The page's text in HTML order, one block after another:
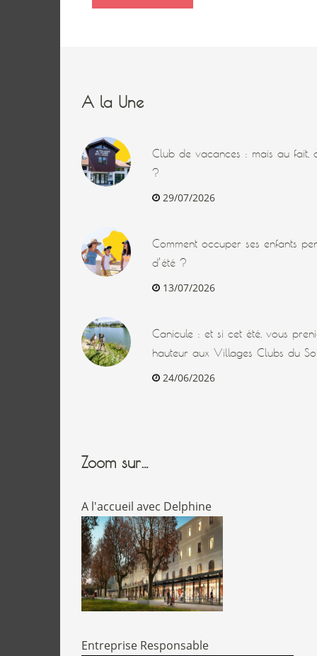
A la Une
Club de vacances : mais au fait,
?
29/07/2026
Comment occuper ses enfants
d’été ?
13/07/2026
Canicule : et si cet été, vous
hauteur aux Villages Clubs du
24/06/2026
Zoom sur…
A l'accueil avec Delphine
Entreprise Responsable